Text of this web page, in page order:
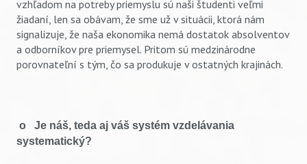
vzhľadom na potreby priemyslu sú naši študenti veľmi
žiadaní, len sa obávam, že sme už v situácii, ktorá nám
signalizuje, že naša ekonomika nemá dostatok absolventov
a odborníkov pre priemysel. Pritom sú medzinárodne
porovnateľní s tým, čo sa produkuje v ostatných krajinách.
o Je náš, teda aj váš systém vzdelávania
systematický?